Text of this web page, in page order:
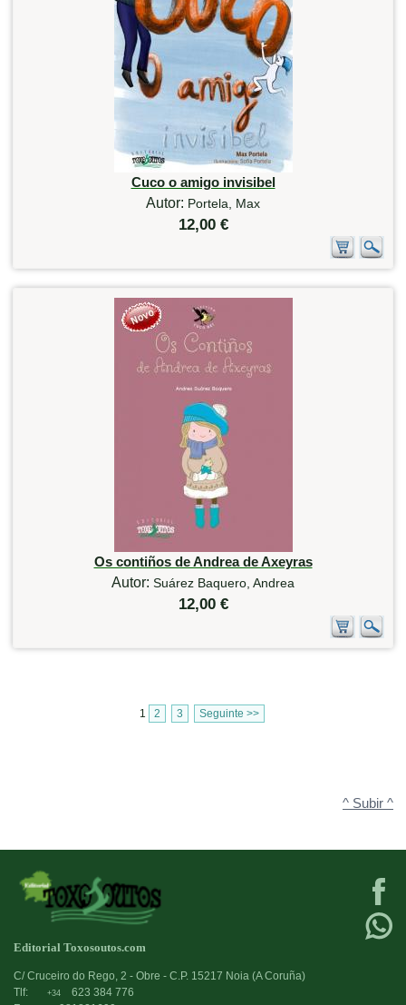
Cuco o amigo invisibel
Autor: Portela, Max
12,00 €
Os contiños de Andrea de Axeyras
Autor: Suárez Baquero, Andrea
12,00 €
1 2 3 Seguinte >>
^ Subir ^
Editorial Toxosoutos.com
C/ Cruceiro do Rego, 2 - Obre - C.P. 15217 Noia (A Coruña)
Tlf:
+34
623 384 776